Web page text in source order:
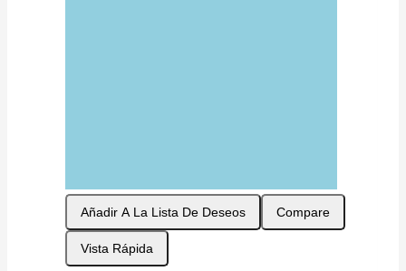
Añadir A La Lista De Deseos Compare
Vista Rápida